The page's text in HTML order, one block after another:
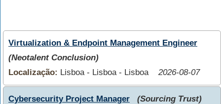
Virtualization & Endpoint Management Engineer
(Neotalent Conclusion)
Localização: Lisboa - Lisboa - Lisboa 2026-08-07
Cybersecurity Project Manager
(Sourcing Trust)